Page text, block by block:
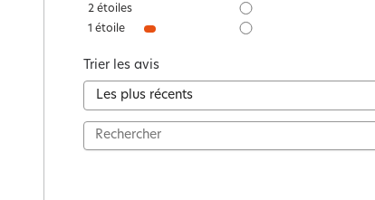
2 étoiles
1 étoile
Trier les avis